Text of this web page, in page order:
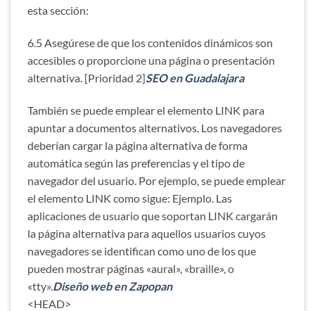
esta sección:
6.5 Asegúrese de que los contenidos dinámicos son
accesibles o proporcione una página o presentación
alternativa. [Prioridad 2]SEO en Guadalajara
También se puede emplear el elemento LINK para
apuntar a documentos alternativos. Los navegadores
deberían cargar la página alternativa de forma
automática según las preferencias y el tipo de
navegador del usuario. Por ejemplo, se puede emplear
el elemento LINK como sigue: Ejemplo. Las
aplicaciones de usuario que soportan LINK cargarán
la página alternativa para aquellos usuarios cuyos
navegadores se identifican como uno de los que
pueden mostrar páginas «aural», «braille», o
«tty». Diseño web en Zapopan
<HEAD>